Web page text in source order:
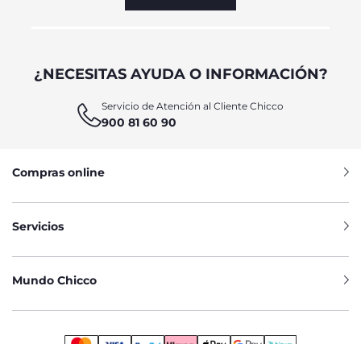
¿NECESITAS AYUDA O INFORMACIÓN?
Servicio de Atención al Cliente Chicco
900 81 60 90
Compras online
Servicios
Mundo Chicco